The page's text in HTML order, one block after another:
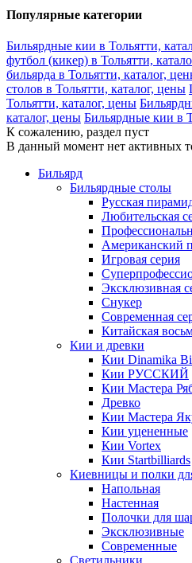
Популярные категории
Бильярдные кии в Тольятти,
футбол (кикер) в Тольятти,
бильярда в Тольятти, каталог,
столов в Тольятти, каталог, цены
Тольятти, каталог, цены
каталог, цены Бильярдные кии в
К сожалению, раздел пуст
В данный момент нет активных
Бильярд
Бильярдные столы
Русская
Любительская
Американский
Игровая серия
Эксклюзивная
Снукер
Современная
Китайская
Кии и древки
Кии Dinamika
Кии РУССКИЙ
Кии Мастера
Древко
Кии Мастера
Кии уцененные
Кии Vortex
Кии Startbilliards
Киевницы и полки
Напольная
Настенная
Полочки для
Эксклюзивные
Современные